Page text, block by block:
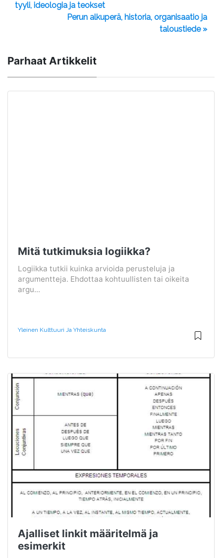
tyyli, ideologia ja teokset
Perun alkuperä, historia, organisaatio ja
taloustiede »
Parhaat Artikkelit
Mitä tutkimuksia logiikka?
Logiikka tutkii kuinka arvioida perusteluja ja
argumentteja. Ehdottaa kohtuullisten tai oikeita
argu...
Yleinen Kulttuuri Ja Yhteiskunta
Ajalliset linkit määritelmä ja
esimerkit